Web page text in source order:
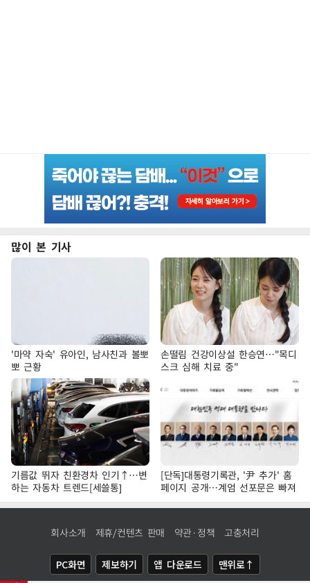
많이 본 기사
'마약 자숙' 유아인, 남사친과 볼뽀
뽀 근황
손떨림 건강이상설 한승연…"목디
스크 심해 치료 중"
기름값 뛰자 친환경차 인기↑…변
하는 자동차 트렌드[세쓸통]
[단독]대통령기록관, '尹 추가' 홈
페이지 공개…계엄 선포문은 빠져
회사소개 제휴/컨텐츠 판매 약관·정책 고충처리
PC화면 제보하기 앱 다운로드 맨위로↑